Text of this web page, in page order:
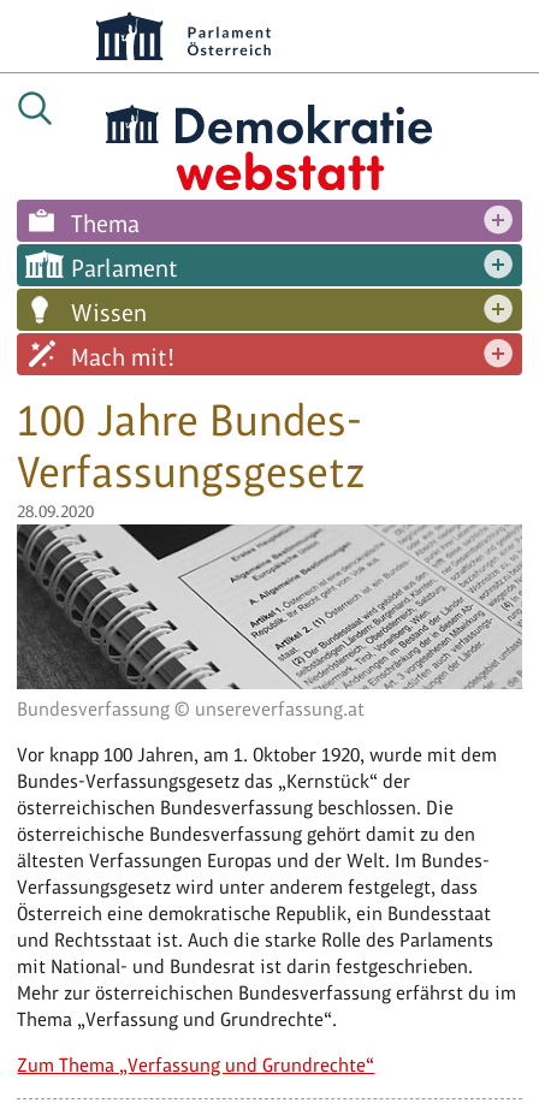
Thema
Parlament
Wissen
Mach mit!
100 Jahre Bundes-
Verfassungsgesetz
28.09.2020
Bundesverfassung © unsereverfassung.at
Vor knapp 100 Jahren, am 1. Oktober 1920, wurde mit dem
Bundes-Verfassungsgesetz das „Kernstück“ der
österreichischen Bundesverfassung beschlossen. Die
österreichische Bundesverfassung gehört damit zu den
ältesten Verfassungen Europas und der Welt. Im Bundes-
Verfassungsgesetz wird unter anderem festgelegt, dass
Österreich eine demokratische Republik, ein Bundesstaat
und Rechtsstaat ist. Auch die starke Rolle des Parlaments
mit National- und Bundesrat ist darin festgeschrieben.
Mehr zur österreichischen Bundesverfassung erfährst du im
Thema „Verfassung und Grundrechte“.
Zum Thema „Verfassung und Grundrechte“